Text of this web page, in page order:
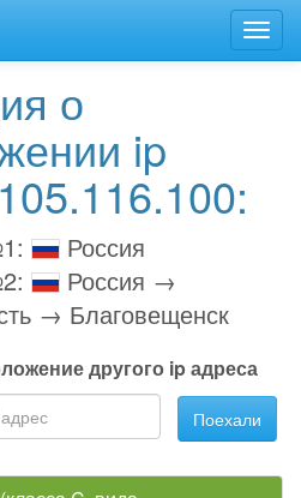
о
ip
Россия
Россия →
→ Благовещенск
другого ip адреса
Поехали